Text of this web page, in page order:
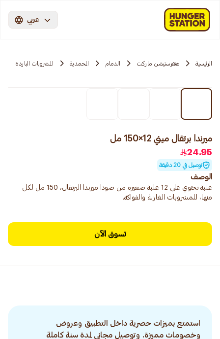
عربي
الرئيسية هنقرستيشن ماركت الدمام المحمدية المشروبات الباردة
ميرندا برتقال ميني 12×150 مل
24.95
توصيل في 20 دقيقة
الوصف
علبة تحتوي على 12 علبة صغيرة من صودا ميرندا البرتقال، 150 مل لكل
منها، للمشروبات الغازية والفواكه.
تسوق الآن
استمتع بميزات حصرية داخل التطبيق وعروض
وخصومات مميزة. وتوصيل مجاني لمدة سنة كاملة